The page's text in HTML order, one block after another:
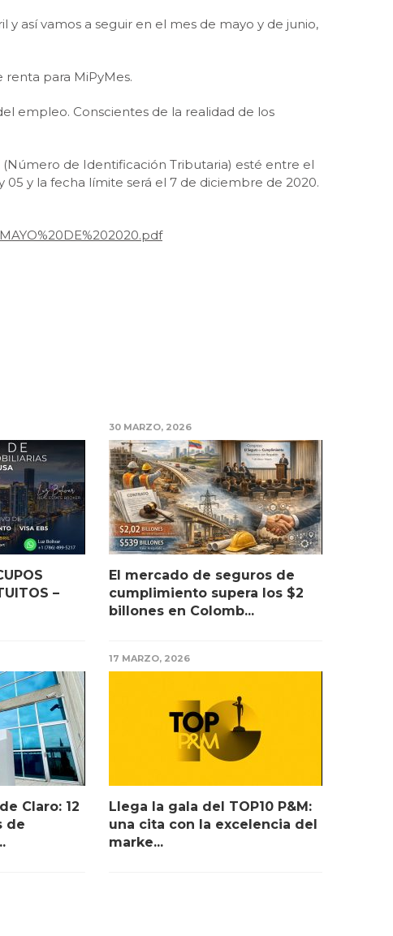
así vamos a seguir en el mes de mayo y de junio,
para MiPyMes.
empleo. Conscientes de la realidad de los
de Identificación Tributaria) esté entre el
y la fecha límite será el 7 de diciembre de 2020.
–
30 MARZO, 2026
El mercado de seguros de
cumplimiento supera los $2
billones en Colomb...
Claro: 12
de
17 MARZO, 2026
Llega la gala del TOP10 P&M:
una cita con la excelencia del
marke...